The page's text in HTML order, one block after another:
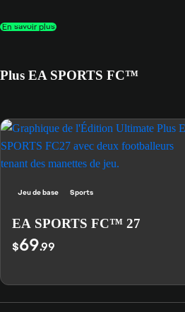
En savoir plus
Plus EA SPORTS FC™
Jeu de base Sports
EA SPORTS FC™ 27
$69.99